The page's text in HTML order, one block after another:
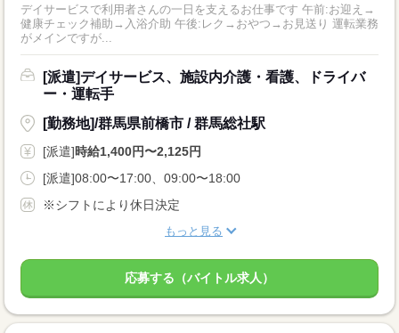
デイサービスで利用者さんの一日を支えるお仕事です 午前:お迎え→
健康チェック補助→入浴介助 午後:レク→おやつ→お見送り 運転業務
がメインですが...
[派遣]デイサービス、施設内介護・看護、ドライバ
ー・運転手
[勤務地]/群馬県前橋市 / 群馬総社駅
[派遣]時給1,400円〜2,125円
[派遣]08:00〜17:00、09:00〜18:00
※シフトにより休日決定
もっと見る
応募する（バイトル求人）